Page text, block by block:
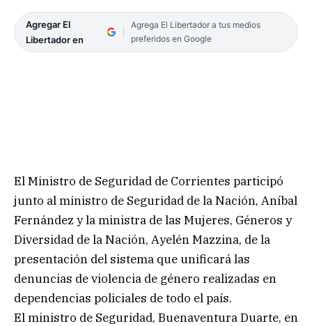
Agregar El
Libertador en
Agrega El Libertador a tus medios
preferidos en Google
El Ministro de Seguridad de Corrientes participó
junto al ministro de Seguridad de la Nación, Aníbal
Fernández y la ministra de las Mujeres, Géneros y
Diversidad de la Nación, Ayelén Mazzina, de la
presentación del sistema que unificará las
denuncias de violencia de género realizadas en
dependencias policiales de todo el país.
El ministro de Seguridad, Buenaventura Duarte, en